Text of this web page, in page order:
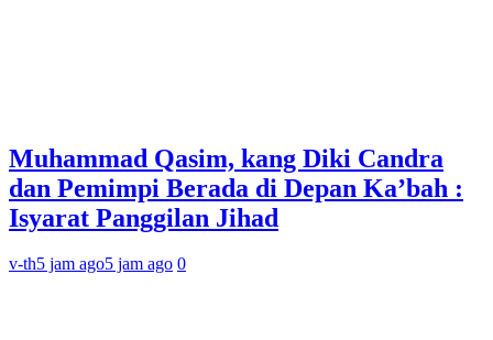
Muhammad Qasim, kang Diki Candra
dan Pemimpi Berada di Depan Ka’bah :
Isyarat Panggilan Jihad
v-th5 jam ago5 jam ago 0